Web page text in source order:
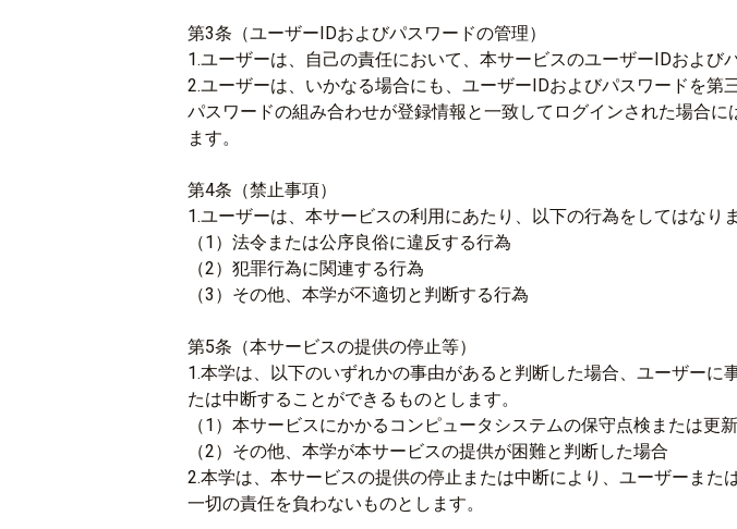
第3条（ユーザーIDおよびパスワードの管理）
1.ユーザーは、自己の責任において、本サービスのユーザーIDおよび
2.ユーザーは、いかなる場合にも、ユーザーIDおよびパスワードを
パスワードの組み合わせが登録情報と一致してログインされた場合
ます。
第4条（禁止事項）
1.ユーザーは、本サービスの利用にあたり、以下の行為をしてはなりま
（1）法令または公序良俗に違反する行為
（2）犯罪行為に関連する行為
（3）その他、本学が不適切と判断する行為
第5条（本サービスの提供の停止等）
1.本学は、以下のいずれかの事由があると判断した場合、ユーザー
たは中断することができるものとします。
（1）本サービスにかかるコンピュータシステムの保守点検または更
（2）その他、本学が本サービスの提供が困難と判断した場合
2.本学は、本サービスの提供の停止または中断により、ユーザーま
一切の責任を負わないものとします。